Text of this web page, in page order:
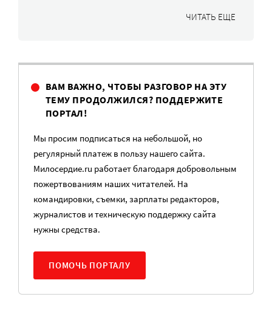
ЧИТАТЬ ЕЩЕ
ВАМ ВАЖНО, ЧТОБЫ РАЗГОВОР НА ЭТУ
ТЕМУ ПРОДОЛЖИЛСЯ? ПОДДЕРЖИТЕ
ПОРТАЛ!
Мы просим подписаться на небольшой, но
регулярный платеж в пользу нашего сайта.
Милосердие.ru работает благодаря добровольным
пожертвованиям наших читателей. На
командировки, съемки, зарплаты редакторов,
журналистов и техническую поддержку сайта
нужны средства.
ПОМОЧЬ ПОРТАЛУ